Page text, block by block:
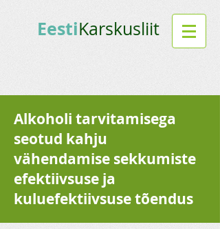
EestiKarskusliit
Alkoholi tarvitamisega
seotud kahju
vähendamise sekkumiste
efektiivsuse ja
kuluefektiivsuse tõendus